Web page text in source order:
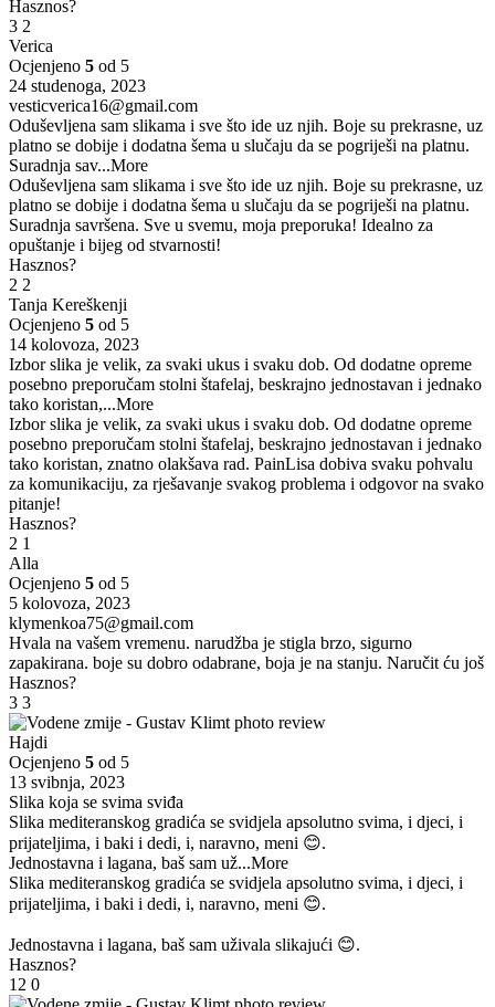
Hasznos?
3 2
Verica
Ocjenjeno 5 od 5
24 studenoga, 2023
vesticverica16@gmail.com
Oduševljena sam slikama i sve što ide uz njih. Boje su prekrasne, uz
platno se dobije i dodatna šema u slučaju da se pogriješi na platnu.
Suradnja sav...More
Oduševljena sam slikama i sve što ide uz njih. Boje su prekrasne, uz
platno se dobije i dodatna šema u slučaju da se pogriješi na platnu.
Suradnja savršena. Sve u svemu, moja preporuka! Idealno za
opuštanje i bijeg od stvarnosti!
Hasznos?
2 2
Tanja Kereškenji
Ocjenjeno 5 od 5
14 kolovoza, 2023
Izbor slika je velik, za svaki ukus i svaku dob. Od dodatne opreme
posebno preporučam stolni štafelaj, beskrajno jednostavan i jednako
tako koristan,...More
Izbor slika je velik, za svaki ukus i svaku dob. Od dodatne opreme
posebno preporučam stolni štafelaj, beskrajno jednostavan i jednako
tako koristan, znatno olakšava rad. PainLisa dobiva svaku pohvalu
za komunikaciju, za rješavanje svakog problema i odgovor na svako
pitanje!
Hasznos?
2 1
Alla
Ocjenjeno 5 od 5
5 kolovoza, 2023
klymenkoa75@gmail.com
Hvala na vašem vremenu. narudžba je stigla brzo, sigurno
zapakirana. boje su dobro odabrane, boja je na stanju. Naručit ću još
Hasznos?
3 3
Hajdi
Ocjenjeno 5 od 5
13 svibnja, 2023
Slika koja se svima sviđa
Slika mediteranskog gradića se svidjela apsolutno svima, i djeci, i
prijateljima, i baki i dedi, i, naravno, meni 😊.
Jednostavna i lagana, baš sam už...More
Slika mediteranskog gradića se svidjela apsolutno svima, i djeci, i
prijateljima, i baki i dedi, i, naravno, meni 😊.
Jednostavna i lagana, baš sam uživala slikajući 😊.
Hasznos?
12 0